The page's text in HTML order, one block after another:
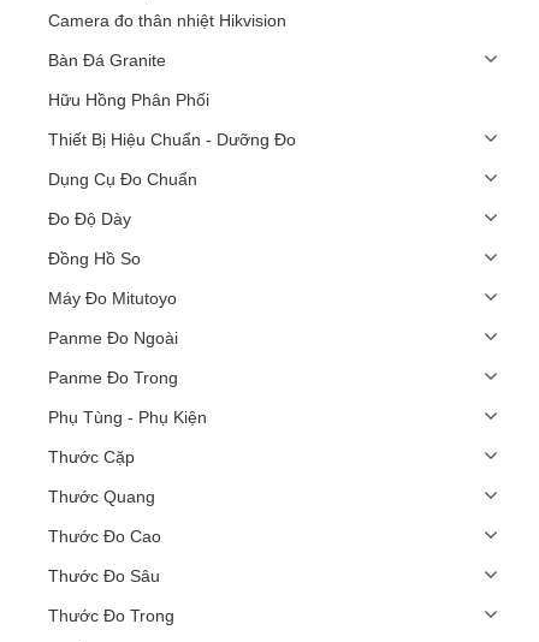
Camera đo thân nhiệt Hikvision
Bàn Đá Granite
Hữu Hồng Phân Phối
Thiết Bị Hiệu Chuẩn - Dưỡng Đo
Dụng Cụ Đo Chuẩn
Đo Độ Dày
Đồng Hồ So
Máy Đo Mitutoyo
Panme Đo Ngoài
Panme Đo Trong
Phụ Tùng - Phụ Kiện
Thước Cặp
Thước Quang
Thước Đo Cao
Thước Đo Sâu
Thước Đo Trong